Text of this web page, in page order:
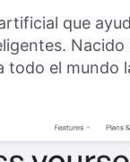
que
Nacido
el mundo